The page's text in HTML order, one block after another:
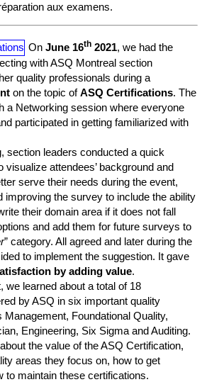
aux examens.
OnJune 16th 2021, we had the
with ASQ Montreal section
quality professionals during a
on the topic ofASQ Certifications. The
a Networking session where everyone
participated in getting familiarized with
section leaders conducted a quick
visualize attendees’ background and
serve their needs during the event,
improving the survey to include the ability
their domain area if it does not fall
and add them for future surveys to
” category. All agreed and later during the
to implement the suggestion. It gave
by adding value.
we learned about a total of 18
by ASQ in six important quality
Foundational Quality,
Engineering, Six Sigma and Auditing.
the value of the ASQ Certification,
areas they focus on, how to get
to maintain these certifications.